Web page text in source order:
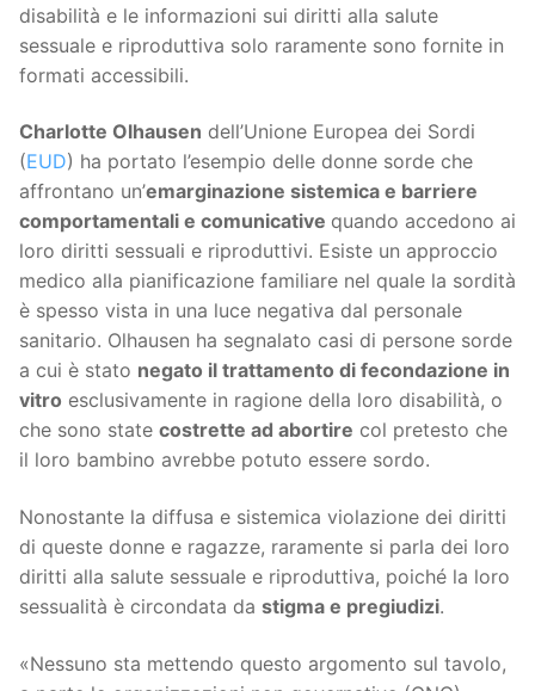
disabilità e le informazioni sui diritti alla salute
sessuale e riproduttiva solo raramente sono fornite in
formati accessibili.
Charlotte Olhausen dell’Unione Europea dei Sordi
(EUD) ha portato l’esempio delle donne sorde che
affrontano un’emarginazione sistemica e barriere
comportamentali e comunicative quando accedono ai
loro diritti sessuali e riproduttivi. Esiste un approccio
medico alla pianificazione familiare nel quale la sordità
è spesso vista in una luce negativa dal personale
sanitario. Olhausen ha segnalato casi di persone sorde
a cui è stato negato il trattamento di fecondazione in
vitro esclusivamente in ragione della loro disabilità, o
che sono state costrette ad abortire col pretesto che
il loro bambino avrebbe potuto essere sordo.
Nonostante la diffusa e sistemica violazione dei diritti
di queste donne e ragazze, raramente si parla dei loro
diritti alla salute sessuale e riproduttiva, poiché la loro
sessualità è circondata da stigma e pregiudizi.
«Nessuno sta mettendo questo argomento sul tavolo,